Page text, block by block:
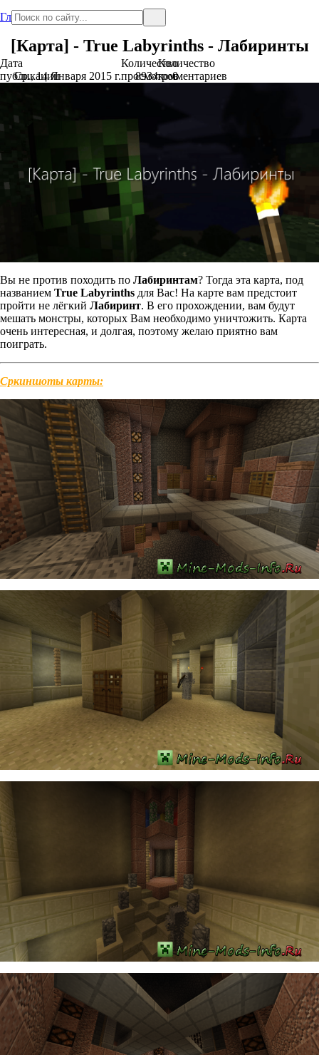
Главная
[Карта] - True Labyrinths - Лабиринты
Дата
публикации
Ср., 14 Января 2015 г.
Количество
просмотров
8934
Количество
комментариев
0
Вы не против походить по Лабиринтам? Тогда эта карта, под
названием True Labyrinths для Вас! На карте вам предстоит
пройти не лёгкий Лабиринт. В его прохождении, вам будут
мешать монстры, которых Вам необходимо уничтожить. Карта
очень интересная, и долгая, поэтому желаю приятно вам
поиграть.
Сркиншоты карты: